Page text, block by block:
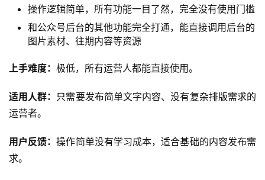
适用人群：运营多个公众号的矩阵运营团队，需要统一管理
多账号内容发布的用户。
量重复操作。
3. 公众号后台自带编辑器
公众号后台自带编辑器是微信官方推出的原生编辑器，无需